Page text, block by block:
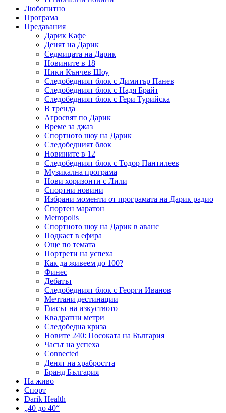
Любопитно
Програма
Предавания
Дарик Кафе
Денят на Дарик
Седмицата на Дарик
Новините в 18
Ники Кънчев Шоу
Следобедният блок с Димитър Панев
Следобедният блок с Надя Брайт
Следобедният блок с Гери Турийска
В тренда
Агросвят по Дарик
Време за джаз
Спортното шоу на Дарик
Следобедният блок
Новините в 12
Следобедният блок с Тодор Пантилеев
Музикална програма
Нови хоризонти с Лили
Спортни новини
Избрани моменти от програмата на Дарик радио
Спортен маратон
Metropolis
Спортното шоу на Дарик в аванс
Подкаст в ефира
Още по темата
Портрети на успеха
Как да живеем до 100?
Финес
Дебатът
Следобедният блок с Георги Иванов
Мечтани дестинации
Гласът на изкуството
Квадратни метри
Следобедна криза
Новите 240: Посоката на България
Часът на успеха
Connected
Денят на храбростта
Бранд България
На живо
Спорт
Darik Health
„40 до 40“